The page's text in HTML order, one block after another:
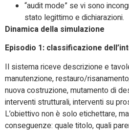
“audit mode” se vi sono
stato legittimo e dichiarazioni.
Dinamica della simulazione
Episodio 1: classificazione
Il sistema riceve descrizione e
manutenzione, restauro/
nuova costruzione, mutamento di
interventi strutturali, interventi su
L’obiettivo non è solo etichettare,
conseguenze: quale titolo, quali